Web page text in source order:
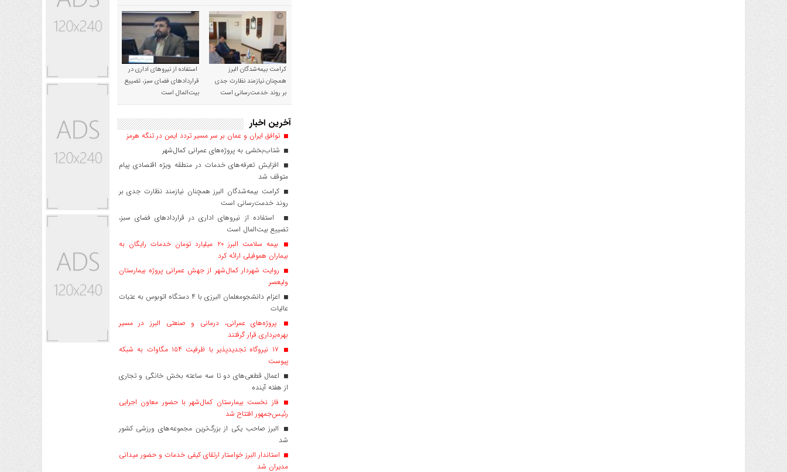
کرامت بیمه‌شدگان البرز
همچنان نیازمند نظارت جدی
بر روند خدمت‌رسانی است
استفاده از نیروهای اداری در
قراردادهای فضای سبز، تضییع
بیت‌المال است
آخرین اخبار
توافق ایران و عمان بر سر مسیر تردد ایمن در تنگه هرمز
شتاب‌بخشی به پروژه‌های عمرانی کمال‌شهر
افزایش تعرفه‌های خدمات در منطقه ویژه اقتصادی پیام
متوقف شد
کرامت بیمه‌شدگان البرز همچنان نیازمند نظارت جدی بر
روند خدمت‌رسانی است
استفاده از نیروهای اداری در قراردادهای فضای سبز،
تضییع بیت‌المال است
بیمه سلامت البرز ۲۰ میلیارد تومان خدمات رایگان به
بیماران هموفیلی ارائه کرد
روایت شهردار کمال‌شهر از جهش عمرانی پروژه بیمارستان
ولیعصر
اعزام دانشجو‌معلمان البرزی با ۴ دستگاه اتوبوس به عتبات
عالیات
پروژه‌های عمرانی، درمانی و صنعتی البرز در مسیر
بهره‌برداری قرار گرفتند
۱۷ نیروگاه تجدیدپذیر با ظرفیت ۱۵۴ مگاوات به شبکه
پیوست
اعمال قطعی‌های دو تا سه ساعته بخش خانگی و تجاری
از هفته آینده
فاز نخست بیمارستان کمال‌شهر با حضور معاون اجرایی
رئیس‌جمهور افتتاح شد
البرز صاحب یکی از بزرگ‌ترین مجموعه‌های ورزشی کشور
شد
استاندار البرز خواستار ارتقای کیفی خدمات و حضور میدانی
مدیران شد